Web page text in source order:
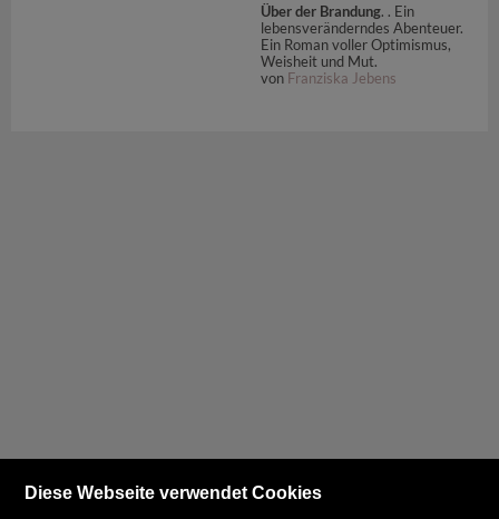
Über der Brandung. . Ein
lebensveränderndes Abenteuer.
Ein Roman voller Optimismus,
Weisheit und Mut.
von Franziska Jebens
Diese Webseite verwendet Cookies